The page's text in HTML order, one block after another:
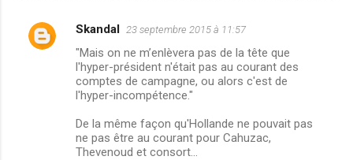
C
Skandal 23 septembre 2015 à 11:57
"Mais on ne m’enlèvera pas de la tête que
l'hyper-président n'était pas au courant des
comptes de campagne, ou alors c'est de
l'hyper-incompétence."
De la même façon qu'Hollande ne pouvait pas
ne pas être au courant pour Cahuzac,
Thevenoud et consort...